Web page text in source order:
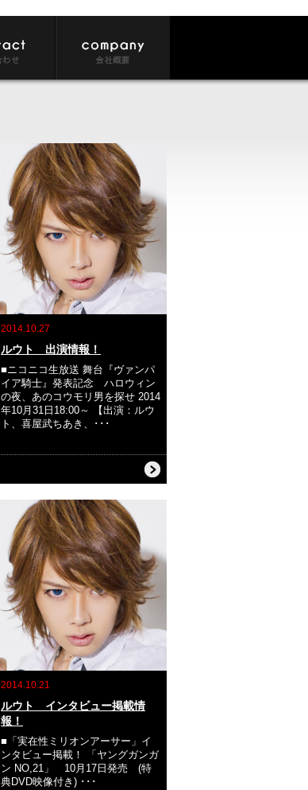
2014.10.27
ルウト 出演情報！
■ニコニコ生放送 舞台『ヴァンパ
イア騎士』発表記念 ハロウィン
の夜、あのコウモリ男を探せ 2014
年10月31日18:00～ 【出演：ルウ
ト、喜屋武ちあき、･･･
2014.10.21
ルウト インタビュー掲載情
報！
■「実在性ミリオンアーサー」イ
ンタビュー掲載！ 「ヤングガンガ
ン NO,21」 10月17日発売 (特
典DVD映像付き) ･･･